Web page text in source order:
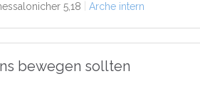
5,18 Arche intern
bewegen sollten